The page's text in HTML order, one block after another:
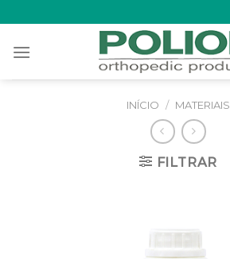
to
content
INÍCIO / MATERIAIS
FILTRAR